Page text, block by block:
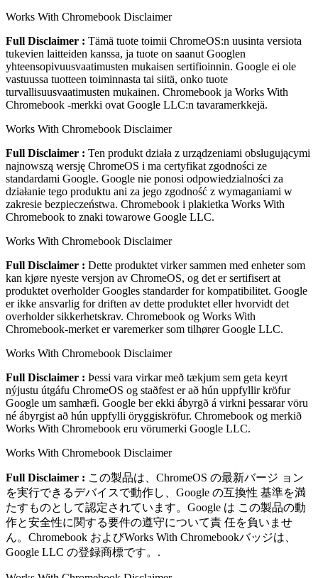
Works With Chromebook Disclaimer
Full Disclaimer : Tämä tuote toimii ChromeOS:n uusinta versiota
tukevien laitteiden kanssa, ja tuote on saanut Googlen
yhteensopivuusvaatimusten mukaisen sertifioinnin. Google ei ole
vastuussa tuotteen toiminnasta tai siitä, onko tuote
turvallisuusvaatimusten mukainen. Chromebook ja Works With
Chromebook ‑merkki ovat Google LLC:n tavaramerkkejä.
Works With Chromebook Disclaimer
Full Disclaimer : Ten produkt działa z urządzeniami obsługującymi
najnowszą wersję ChromeOS i ma certyfikat zgodności ze
standardami Google. Google nie ponosi odpowiedzialności za
działanie tego produktu ani za jego zgodność z wymaganiami w
zakresie bezpieczeństwa. Chromebook i plakietka Works With
Chromebook to znaki towarowe Google LLC.
Works With Chromebook Disclaimer
Full Disclaimer : Dette produktet virker sammen med enheter som
kan kjøre nyeste versjon av ChromeOS, og det er sertifisert at
produktet overholder Googles standarder for kompatibilitet. Google
er ikke ansvarlig for driften av dette produktet eller hvorvidt det
overholder sikkerhetskrav. Chromebook og Works With
Chromebook-merket er varemerker som tilhører Google LLC.
Works With Chromebook Disclaimer
Full Disclaimer : Þessi vara virkar með tækjum sem geta keyrt
nýjustu útgáfu ChromeOS og staðfest er að hún uppfyllir kröfur
Google um samhæfi. Google ber ekki ábyrgð á virkni þessarar vöru
né ábyrgist að hún uppfylli öryggiskröfur. Chromebook og merkið
Works With Chromebook eru vörumerki Google LLC.
Works With Chromebook Disclaimer
Full Disclaimer : この製品は、ChromeOS の最新バージ ョン
を実⾏できるデバイスで動作し、Google の互換性 基準を満
たすものとして認定されています。Google は この製品の動
作と安全性に関する要件の遵守について責 任を負いませ
ん。Chromebook およびWorks With Chromebookバッジは、
Google LLC の登録商標です。.